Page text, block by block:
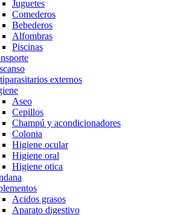
Juguetes
Comederos
Bebederos
Alfombras
Piscinas
externos
Aseo
Cepillos
Champú y acondicionadores
Colonia
Higiene ocular
Higiene oral
Higiene otica
Acidos grasos
Aparato digestivo